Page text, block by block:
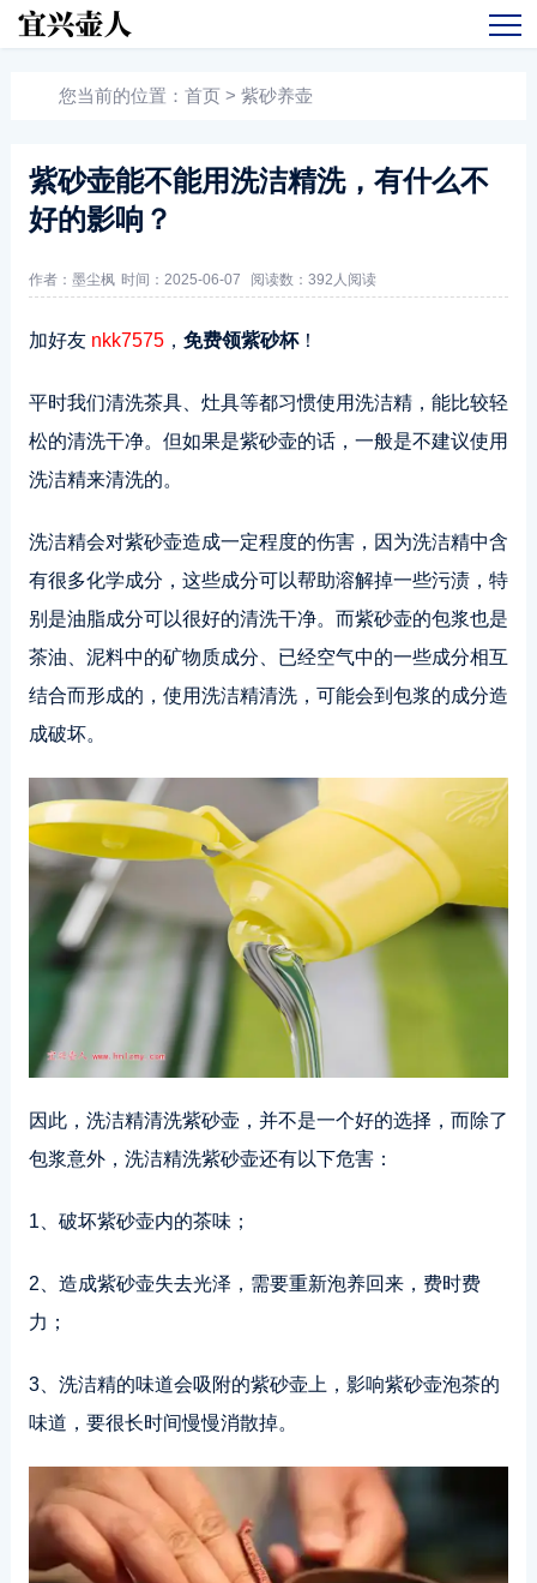
您当前的位置： 首页 > 紫砂养壶
紫砂壶能不能用洗洁精洗，有什么不
好的影响？
作者：墨尘枫 时间：2025-06-07 阅读数： 392人阅读
加好友 nkk7575， 免费领紫砂杯！
平时我们清洗茶具、灶具等都习惯使用洗洁精，能比较轻
松的清洗干净。但如果是紫砂壶的话，一般是不建议使用
洗洁精来清洗的。
洗洁精会对紫砂壶造成一定程度的伤害，因为洗洁精中含
有很多化学成分，这些成分可以帮助溶解掉一些污渍，特
别是油脂成分可以很好的清洗干净。而紫砂壶的包浆也是
茶油、泥料中的矿物质成分、已经空气中的一些成分相互
结合而形成的，使用洗洁精清洗，可能会到包浆的成分造
成破坏。
因此，洗洁精清洗紫砂壶，并不是一个好的选择，而除了
包浆意外，洗洁精洗紫砂壶还有以下危害：
1、破坏紫砂壶内的茶味；
2、造成紫砂壶失去光泽，需要重新泡养回来，费时费
力；
3、洗洁精的味道会吸附的紫砂壶上，影响紫砂壶泡茶的
味道，要很长时间慢慢消散掉。